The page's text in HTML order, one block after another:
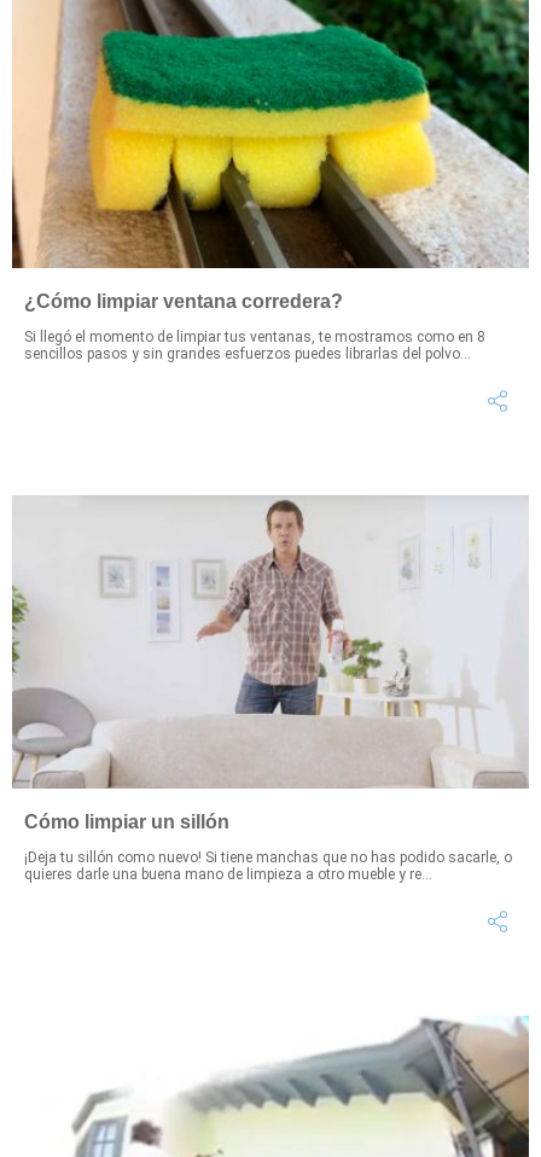
¿Cómo limpiar ventana corredera?
Si llegó el momento de limpiar tus ventanas, te mostramos como en 8
sencillos pasos y sin grandes esfuerzos puedes librarlas del polvo...
Cómo limpiar un sillón
¡Deja tu sillón como nuevo! Si tiene manchas que no has podido sacarle, o
quieres darle una buena mano de limpieza a otro mueble y re...